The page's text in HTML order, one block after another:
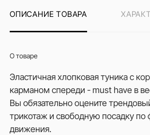
ОПИСАНИЕ ТОВАРА
О товаре
Эластичная хлопковая туника с
карманом спереди - must have в
Вы обязательно оцените
трикотаж и свободную посадку по
движения.